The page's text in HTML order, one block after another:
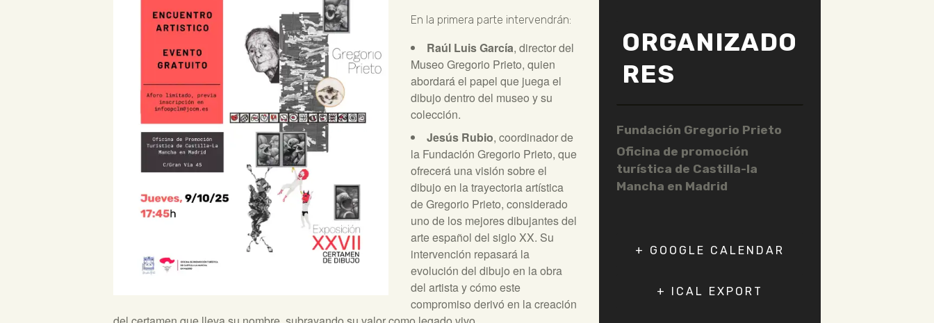
En la primera parte intervendrán:
Raúl Luis García, director del
Museo Gregorio Prieto, quien
abordará el papel que juega el
dibujo dentro del museo y su
colección.
Jesús Rubio, coordinador de
la Fundación Gregorio Prieto, que
ofrecerá una visión sobre el
dibujo en la trayectoria artística
de Gregorio Prieto, considerado
uno de los mejores dibujantes del
arte español del siglo XX. Su
intervención repasará la
evolución del dibujo en la obra
del artista y cómo este
compromiso derivó en la creación
ORGANIZADO
RES
Fundación Gregorio Prieto
Oficina de promoción
turística de Castilla-la
Mancha en Madrid
+ GOOGLE CALENDAR
+ ICAL EXPORT